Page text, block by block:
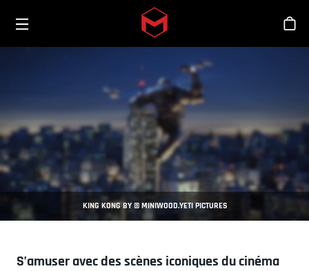
Skip to main content
KING KONG BY © MINIWOOD.YETI PICTURES
S’amuser avec des scènes iconiques du cinéma